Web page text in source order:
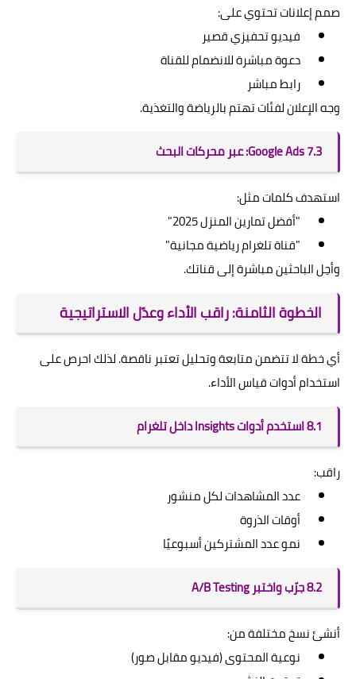
صمم إعلانات تحتوي على:
فيديو تحفيزي قصير
دعوة مباشرة للانضمام للقناة
رابط مباشر
وجه الإعلان لفئات تهتم بالرياضة والتغذية.
7.3 Google Ads: عبر محركات البحث
استهدف كلمات مثل:
"أفضل تمارين المنزل 2025"
"قناة تلغرام رياضية مجانية"
وأحِل الباحثين مباشرة إلى قناتك.
الخطوة الثامنة: راقب الأداء وعدّل الاستراتيجية
أي خطة لا تتضمن متابعة وتحليل تعتبر ناقصة. لذلك احرص على
استخدام أدوات قياس الأداء.
8.1 استخدم أدوات Insights داخل تلغرام
راقب:
عدد المشاهدات لكل منشور
أوقات الذروة
نمو عدد المشتركين أسبوعيًا
8.2 جرّب واختبر A/B Testing
أنشئ نسخ مختلفة من:
نوعية المحتوى (فيديو مقابل صور)